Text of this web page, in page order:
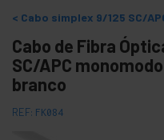
Cabo simplex 9/125 SC/
Cabo de Fibra
SC/APC
branco
REF: FK084